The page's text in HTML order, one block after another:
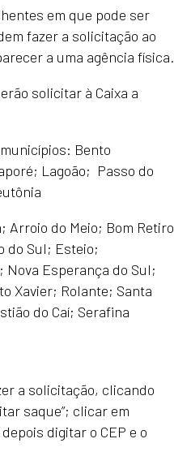
em que pode ser
fazer a solicitação ao
a uma agência física.
solicitar à Caixa a
Bento
Lagoão; Passo do
Arroio do Meio; Bom Retiro
do Sul; Esteio;
Esperança do Sul;
Xavier; Rolante; Santa
do Caí; Serafina
a solicitação, clicando
saque”; clicar em
digitar o CEP e o